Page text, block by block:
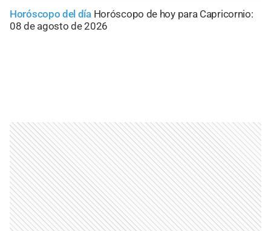
Horóscopo del día Horóscopo de hoy para Capricornio:
08 de agosto de 2026